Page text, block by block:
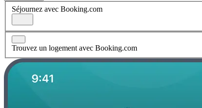
Séjournez avec Booking.com
Trouvez un logement avec Booking.com